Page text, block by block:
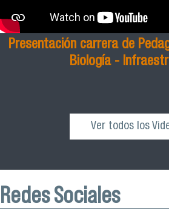
Presentación carrera de
Biología -
Ver todos los
Redes Sociales